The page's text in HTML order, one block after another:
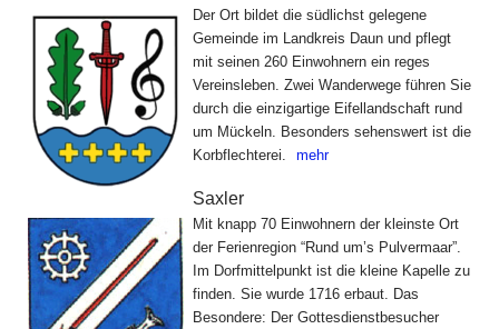
Der Ort bildet die südlichst gelegene
Gemeinde im Landkreis Daun und pflegt
mit seinen 260 Einwohnern ein reges
Vereinsleben. Zwei Wanderwege führen Sie
durch die einzigartige Eifellandschaft rund
um Mückeln. Besonders sehenswert ist die
Korbflechterei.
mehr
Saxler
Mit knapp 70 Einwohnern der kleinste Ort
der Ferienregion “Rund um’s Pulvermaar”.
Im Dorfmittelpunkt ist die kleine Kapelle zu
finden. Sie wurde 1716 erbaut. Das
Besondere: Der Gottesdienstbesucher